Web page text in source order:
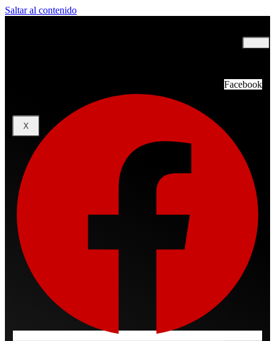
Saltar al contenido
X
Facebook